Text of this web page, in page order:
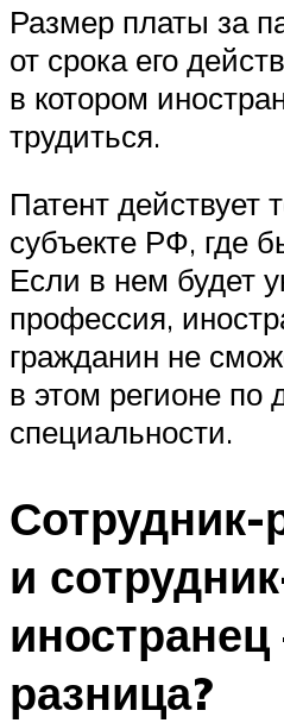
Размер платы за
от срока его
в котором
трудиться.
Патент действует
субъекте РФ, где
Если в нем будет
профессия,
гражданин не
в этом регионе по
специальности.
Сотрудник-
и
разница?